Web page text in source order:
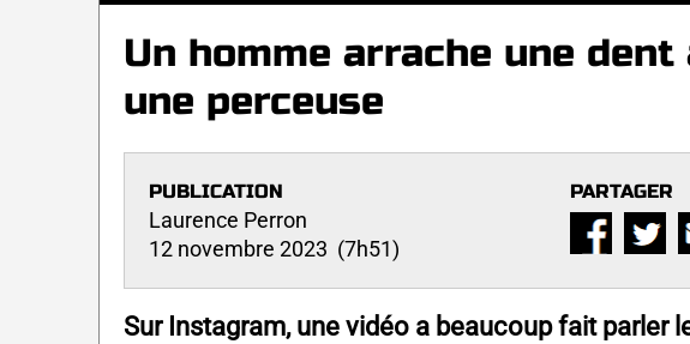
Un homme arrache une
une perceuse
PUBLICATION
Laurence Perron
12 novembre 2023 (7h51)
PARTAGER
Sur Instagram, une vidéo a beaucoup fait parler